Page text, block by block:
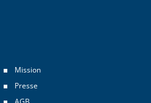
Mission
Presse